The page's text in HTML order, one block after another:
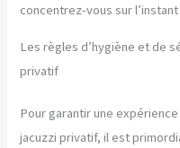
concentrez-vous sur
Les règles d’hygiène et de
privatif
Pour garantir une
jacuzzi privatif, il est